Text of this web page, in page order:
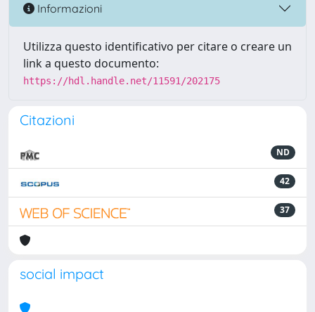
Informazioni
Utilizza questo identificativo per citare o creare un
link a questo documento:
https://hdl.handle.net/11591/202175
Citazioni
ND
42
37
social impact